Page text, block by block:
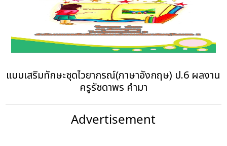
แบบเสริมทักษะชุดไวยากรณ์(ภาษาอังกฤษ) ป.6 ผลงาน
ครูรัชดาพร คำมา
Advertisement